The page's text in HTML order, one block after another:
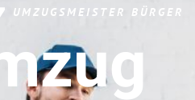
UMZUGSMEISTER BÜRGER